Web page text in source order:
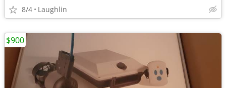
8/4 Laughlin
$900